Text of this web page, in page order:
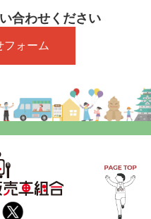
合わせください
フォーム